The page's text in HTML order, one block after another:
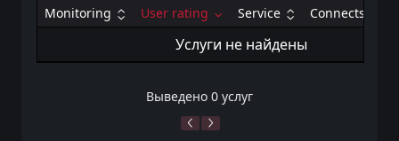
Monitoring User rating Service Connects
Услуги не найдены
Выведено 0 услуг